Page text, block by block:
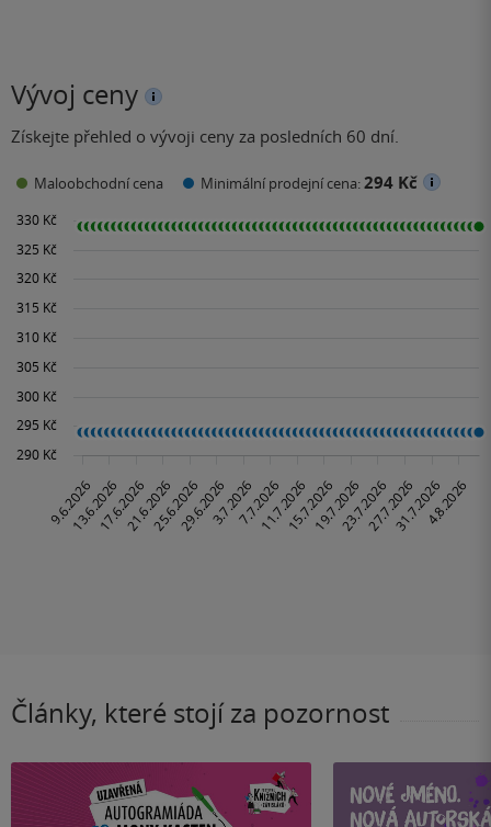
Vývoj ceny
Získejte přehled o vývoji ceny za posledních 60 dní.
Maloobchodní cena Minimální prodejní cena:294 Kč
Články, které stojí za pozornost